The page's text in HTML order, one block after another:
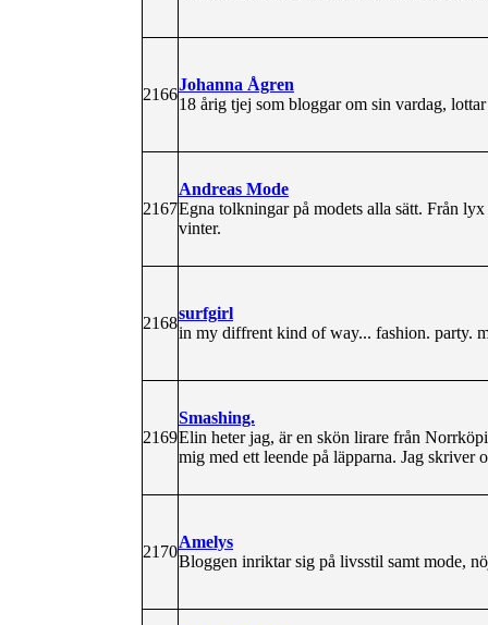
2166
Johanna Ågren
18 årig tjej som bloggar om sin vardag,
2167
Andreas Mode
Egna tolkningar på modets alla sätt. Från
vinter.
2168
surfgirl
in my diffrent kind of way... fashion. party.
2169
Smashing.
Elin heter jag, är en skön lirare från
mig med ett leende på läpparna. Jag
2170
Amelys
Bloggen inriktar sig på livsstil samt mode,